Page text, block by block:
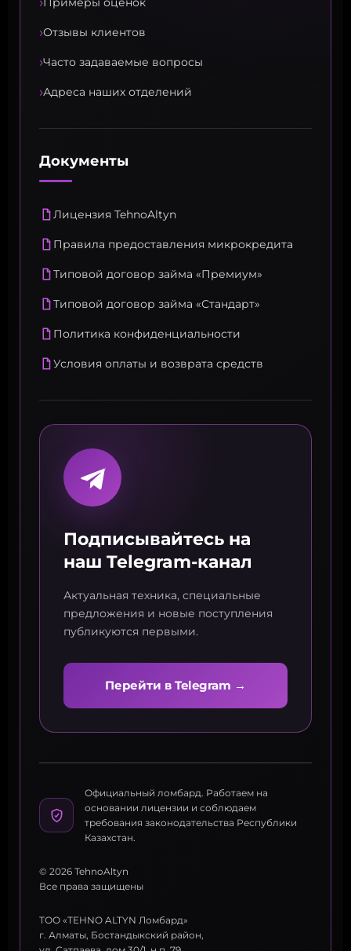
›Отзывы клиентов
›Часто задаваемые вопросы
›Адреса наших отделений
Документы
Лицензия TehnoAltyn
Правила предоставления микрокредита
Типовой договор займа «Премиум»
Типовой договор займа «Стандарт»
Политика конфиденциальности
Условия оплаты и возврата средств
Подписывайтесь на
наш Telegram-канал
Актуальная техника, специальные
предложения и новые поступления
публикуются первыми.
Перейти в Telegram →
Официальный ломбард. Работаем на
основании лицензии и соблюдаем
требования законодательства Республики
Казахстан.
© 2026 TehnoAltyn
Все права защищены
ТОО «TEHNO ALTYN Ломбард»
г. Алматы, Бостандыкский район,